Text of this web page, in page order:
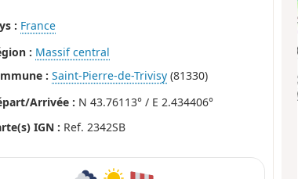
: France
: Massif central
: Saint-Pierre-de-Trivisy (81330)
Arrivée : N 43.76113° / E 2.434406°
IGN : Ref. 2342SB